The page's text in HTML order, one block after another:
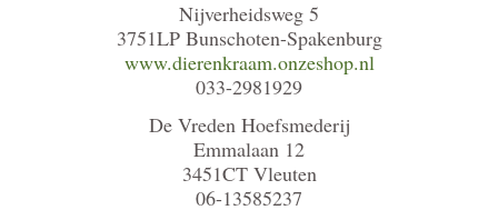
Nijverheidsweg 5
3751LP Bunschoten-Spakenburg
www.dierenkraam.onzeshop.nl
033-2981929
De Vreden Hoefsmederij
Emmalaan 12
3451CT Vleuten
06-13585237